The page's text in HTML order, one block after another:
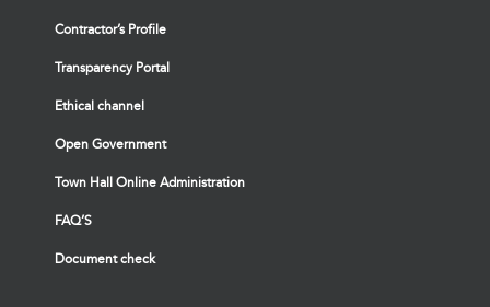
Contractor’s Profile
Transparency Portal
Ethical channel
Open Government
Town Hall Online Administration
FAQ’S
Document check